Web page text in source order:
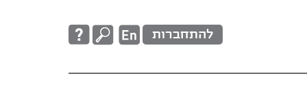
להתחברות